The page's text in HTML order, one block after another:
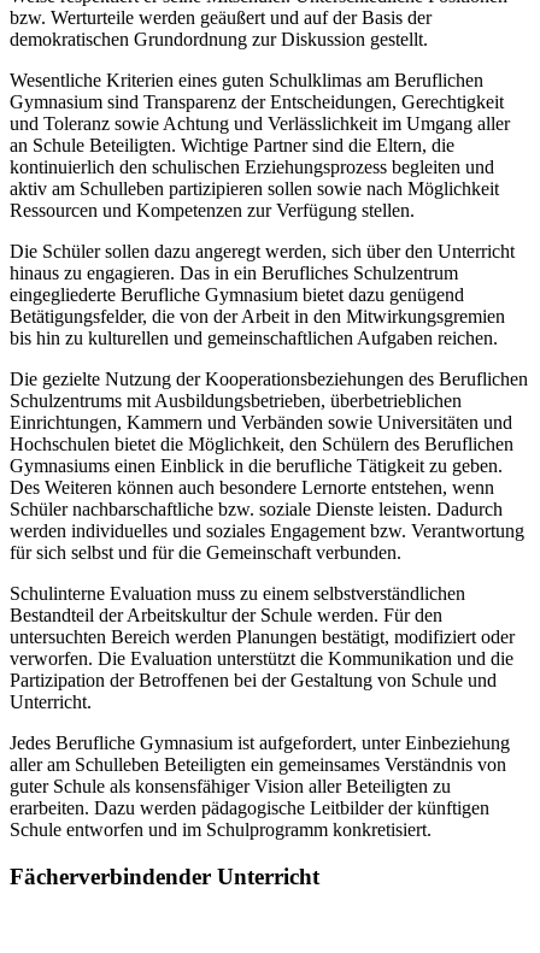
bzw. Werturteile werden geäußert und auf der Basis der
demokratischen Grundordnung zur Diskussion gestellt.
Wesentliche Kriterien eines guten Schulklimas am Beruflichen
Gymnasium sind Transparenz der Entscheidungen, Gerechtigkeit
und Toleranz sowie Achtung und Verlässlichkeit im Umgang aller
an Schule Beteiligten. Wichtige Partner sind die Eltern, die
kontinuierlich den schulischen Erziehungsprozess begleiten und
aktiv am Schulleben partizipieren sollen sowie nach Möglichkeit
Ressourcen und Kompetenzen zur Verfügung stellen.
Die Schüler sollen dazu angeregt werden, sich über den Unterricht
hinaus zu engagieren. Das in ein Berufliches Schulzentrum
eingegliederte Berufliche Gymnasium bietet dazu genügend
Betätigungsfelder, die von der Arbeit in den Mitwirkungsgremien
bis hin zu kulturellen und gemeinschaftlichen Aufgaben reichen.
Die gezielte Nutzung der Kooperationsbeziehungen des Beruflichen
Schulzentrums mit Ausbildungsbetrieben, überbetrieblichen
Einrichtungen, Kammern und Verbänden sowie Universitäten und
Hochschulen bietet die Möglichkeit, den Schülern des Beruflichen
Gymnasiums einen Einblick in die berufliche Tätigkeit zu geben.
Des Weiteren können auch besondere Lernorte entstehen, wenn
Schüler nachbarschaftliche bzw. soziale Dienste leisten. Dadurch
werden individuelles und soziales Engagement bzw. Verantwortung
für sich selbst und für die Gemeinschaft verbunden.
Schulinterne Evaluation muss zu einem selbstverständlichen
Bestandteil der Arbeitskultur der Schule werden. Für den
untersuchten Bereich werden Planungen bestätigt, modifiziert oder
verworfen. Die Evaluation unterstützt die Kommunikation und die
Partizipation der Betroffenen bei der Gestaltung von Schule und
Unterricht.
Jedes Berufliche Gymnasium ist aufgefordert, unter Einbeziehung
aller am Schulleben Beteiligten ein gemeinsames Verständnis von
guter Schule als konsensfähiger Vision aller Beteiligten zu
erarbeiten. Dazu werden pädagogische Leitbilder der künftigen
Schule entworfen und im Schulprogramm konkretisiert.
Fächerverbindender Unterricht